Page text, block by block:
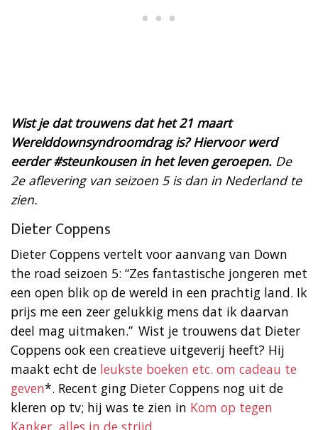
Wist je dat trouwens dat het 21 maart
Werelddownsyndroomdrag is? Hiervoor werd
eerder #steunkousen in het leven geroepen. De
2e aflevering van seizoen 5 is dan in Nederland te
zien.
Dieter Coppens
Dieter Coppens vertelt voor aanvang van Down
the road seizoen 5: “Zes fantastische jongeren met
een open blik op de wereld in een prachtig land. Ik
prijs me een zeer gelukkig mens dat ik daarvan
deel mag uitmaken.” Wist je trouwens dat Dieter
Coppens ook een creatieve uitgeverij heeft? Hij
maakt echt de leukste boeken etc. om cadeau te
geven*. Recent ging Dieter Coppens nog uit de
kleren op tv; hij was te zien in Kom op tegen
Kanker, alles in de strijd